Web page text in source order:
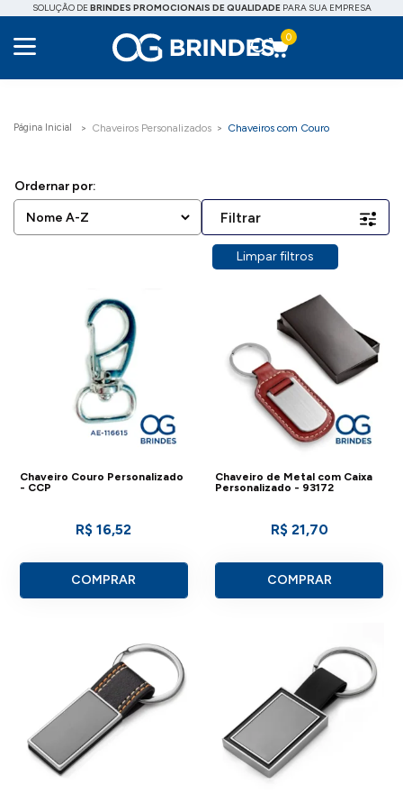
SOLUÇÃO DEBRINDES PROMOCIONAIS DE QUALIDADEPARA SUA EMPRESA
0
Chaveiros Personalizados Chaveiros com Couro
Filtrar
Limpar filtros
Chaveiro Couro Personalizado
- CCP
R$ 16,52
COMPRAR
Chaveiro de Metal com Caixa
Personalizado - 93172
R$ 21,70
COMPRAR